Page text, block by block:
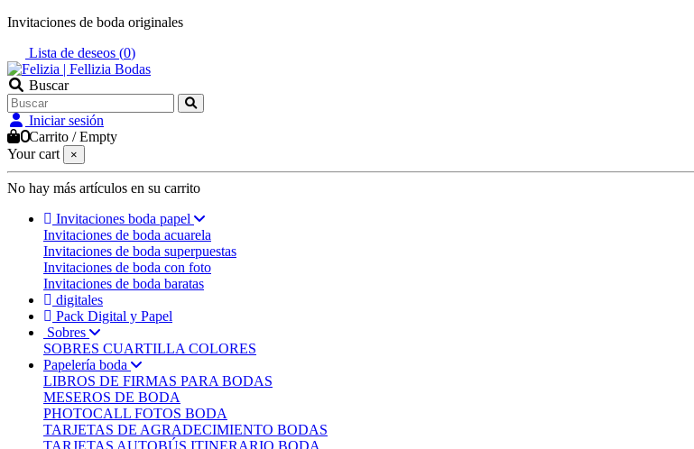
Invitaciones de boda originales
Lista de deseos (0)
Buscar
Iniciar sesión
0Carrito /Empty
Your cart
×
No hay más artículos en su carrito
Invitaciones boda papel
Invitaciones de boda acuarela
Invitaciones de boda superpuestas
Invitaciones de boda con foto
Invitaciones de boda baratas
digitales
Pack Digital y Papel
Sobres
SOBRES CUARTILLA COLORES
Papelería boda
LIBROS DE FIRMAS PARA BODAS
MESEROS DE BODA
PHOTOCALL FOTOS BODA
TARJETAS DE AGRADECIMIENTO BODAS
TARJETAS AUTOBÚS ITINERARIO BODA